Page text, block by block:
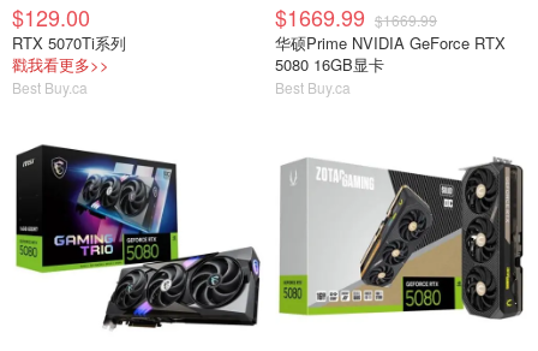
$129.00
RTX 5070Ti系列
戳我看更多>>
Best Buy.ca
$1669.99 $1669.99
华硕Prime NVIDIA GeForce RTX
5080 16GB显卡
Best Buy.ca